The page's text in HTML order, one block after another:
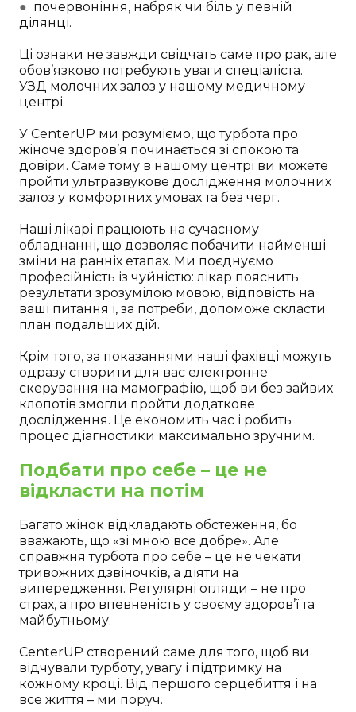
● почервоніння, набряк чи біль у певній
ділянці.
Ці ознаки не завжди свідчать саме про рак, але
обов’язково потребують уваги спеціаліста.
УЗД молочних залоз у нашому медичному
центрі
У CenterUP ми розуміємо, що турбота про
жіноче здоров’я починається зі спокою та
довіри. Саме тому в нашому центрі ви можете
пройти ультразвукове дослідження молочних
залоз у комфортних умовах та без черг.
Наші лікарі працюють на сучасному
обладнанні, що дозволяє побачити найменші
зміни на ранніх етапах. Ми поєднуємо
професійність із чуйністю: лікар пояснить
результати зрозумілою мовою, відповість на
ваші питання і, за потреби, допоможе скласти
план подальших дій.
Крім того, за показаннями наші фахівці можуть
одразу створити для вас електронне
скерування на мамографію, щоб ви без зайвих
клопотів змогли пройти додаткове
дослідження. Це економить час і робить
процес діагностики максимально зручним.
Подбати про себе – це не
відкласти на потім
Багато жінок відкладають обстеження, бо
вважають, що «зі мною все добре». Але
справжня турбота про себе – це не чекати
тривожних дзвіночків, а діяти на
випередження. Регулярні огляди – не про
страх, а про впевненість у своєму здоров’ї та
майбутньому.
CenterUP створений саме для того, щоб ви
відчували турботу, увагу і підтримку на
кожному кроці. Від першого серцебиття і на
все життя – ми поруч.